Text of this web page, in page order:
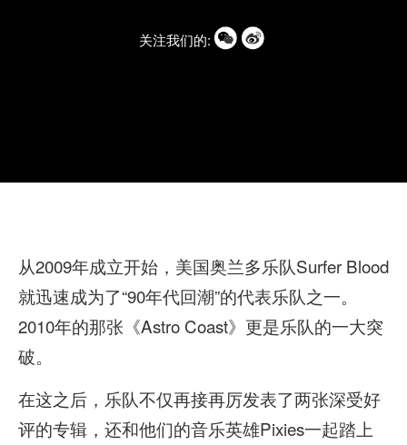
关注我们的:
从2009年成立开始，美国奥兰多乐队Surfer Blood
就迅速成为了“90年代回潮”的代表乐队之一。
2010年的那张《Astro Coast》更是乐队的一大突
破。
在这之后，乐队不仅再接再厉发表了两张深受好
评的专辑，还和他们的音乐英雄Pixies一起踏上